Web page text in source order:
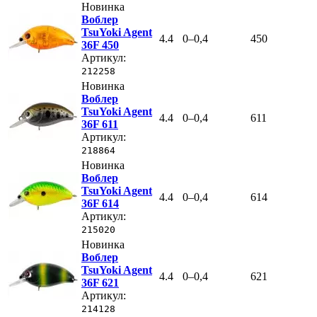
Новинка
Воблер
TsuYoki Agent
36F 450
Артикул:
212258
4.4 0–0,4 450
Новинка
Воблер
TsuYoki Agent
36F 611
Артикул:
218864
4.4 0–0,4 611
Новинка
Воблер
TsuYoki Agent
36F 614
Артикул:
215020
4.4 0–0,4 614
Новинка
Воблер
TsuYoki Agent
36F 621
Артикул:
214128
4.4 0–0,4 621